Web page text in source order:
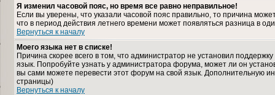
Я изменил часовой пояс, но время все равно неправильное!
Если вы уверены, что указали часовой пояс правильно, то причина
что в период действия летнего времени может появляться разница в
Вернуться к началу
Моего языка нет в списке!
Причина скорее всего в том, что администратор не установил
язык. Попробуйте узнать у администратора форума, может ли он
вы сами можете перевести этот форум на свой язык. Дополнительную
страницы)
Вернуться к началу